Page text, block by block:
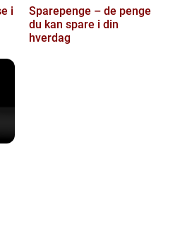
i
Sparepenge – de penge
du kan spare i din
hverdag